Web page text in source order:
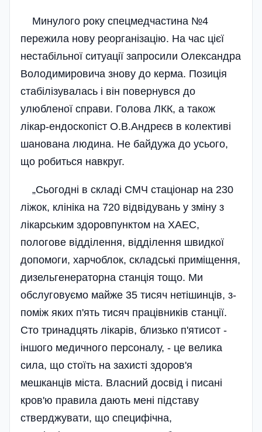
Минулого року спецмедчастина №4
пережила нову реорганізацію. На час цієї
нестабільної ситуації запросили Олександра
Володимировича знову до керма. Позиція
стабілізувалась і він повернувся до
улюбленої справи. Голова ЛКК, а також
лікар-ендоскопіст О.В.Андреєв в колективі
шанована людина. Не байдужа до усього,
що робиться навкруг.
„Сьогодні в складі СМЧ стаціонар на 230
ліжок, клініка на 720 відвідувань у зміну з
лікарським здоровпунктом на ХАЕС,
пологове відділення, відділення швидкої
допомоги, харчоблок, складські приміщення,
дизельгенераторна станція тощо. Ми
обслуговуємо майже 35 тисяч нетішинців, з-
поміж яких п'ять тисяч працівників станції.
Сто тринадцять лікарів, близько п'ятисот -
іншого медичного персоналу, - це велика
сила, що стоїть на захисті здоров'я
мешканців міста. Власний досвід і писані
кров'ю правила дають мені підставу
стверджувати, що специфічна,